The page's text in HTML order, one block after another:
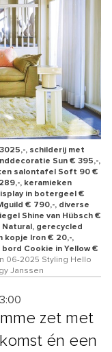
, schilderij met
Sun € 395,-,
salontafel Soft 90 €
, keramieken
in botergeel €
€ 790,-, diverse
Shine van Hübsch €
Natural, gerecycled
kopje Iron € 20,-,
Cookie in Yellow €
06-2025 Styling Hello
Janssen
zet met
én een